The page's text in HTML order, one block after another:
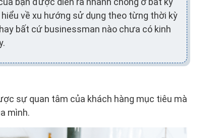
về xu hướng sử dụng theo từng thời kỳ
bất cứ businessman nào chưa có kinh
sự quan tâm của khách hàng mục tiêu mà
mình.